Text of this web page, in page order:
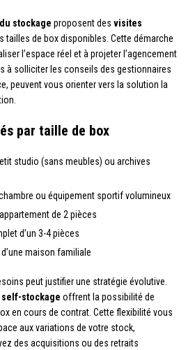
stockage proposent des visites
tailles de box disponibles. Cette démarche
l’espace réel et à projeter l’agencement
à solliciter les conseils des gestionnaires
peuvent vous orienter vers la solution la
par taille de box
studio (sans meubles) ou archives
ou équipement sportif volumineux
de 2 pièces
d’un 3-4 pièces
maison familiale
peut justifier une stratégie évolutive.
stockage offrent la possibilité de
en cours de contrat. Cette flexibilité vous
aux variations de votre stock,
des acquisitions ou des retraits